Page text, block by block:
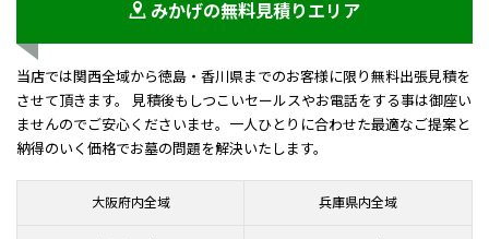
みかげの無料見積りエリア
当店では関西全域から徳島・香川県までのお客様に限り無料出張見積を
させて頂きます。 見積後もしつこいセールスやお電話をする事は御座い
ませんのでご安心くださいませ。一人ひとりに合わせた最適なご提案と
納得のいく価格でお墓の問題を解決いたします。
大阪府内全域 兵庫県内全域